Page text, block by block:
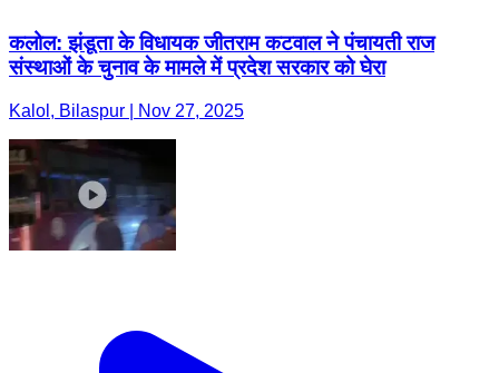
कलोल: झंडूता के विधायक जीतराम कटवाल ने पंचायती राज
संस्थाओं के चुनाव के मामले में प्रदेश सरकार को घेरा
Kalol, Bilaspur | Nov 27, 2025